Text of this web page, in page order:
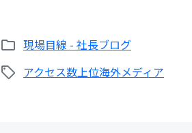
現場目線 - 社長ブログ
アクセス数上位海外メディア